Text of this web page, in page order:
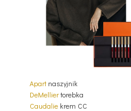
Apartnaszyjnik
DeMelliertorebka
Caudalie krem CC